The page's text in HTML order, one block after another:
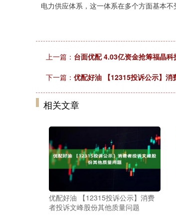
电力供应体系，这一体系在多个方面基本不
上一篇： 台面优配 4.03亿资金抢筹福晶
下一篇： 优配好油 【12315投诉公示】
相关文章
优配好油 【12315投诉公示】消费
者投诉文峰股份其他质量问题